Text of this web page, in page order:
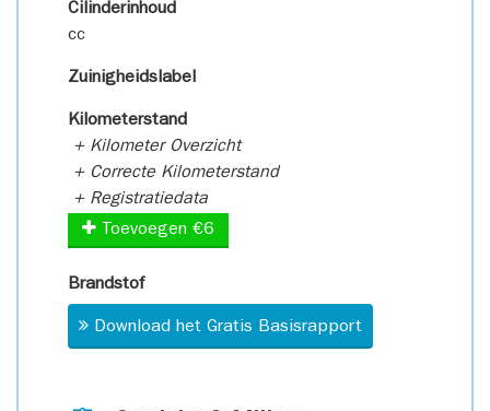
Cilinderinhoud
cc
Zuinigheidslabel
Kilometerstand
+ Kilometer Overzicht
+ Correcte Kilometerstand
+ Registratiedata
Toevoegen €6
Brandstof
Download het Gratis Basisrapport